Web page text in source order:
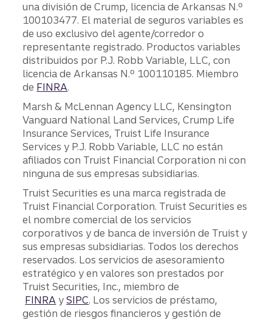
una división de Crump, licencia de Arkansas N.º
100103477. El material de seguros variables es
de uso exclusivo del agente/corredor o
representante registrado. Productos variables
distribuidos por P.J. Robb Variable, LLC, con
licencia de Arkansas N.º 100110185. Miembro
de FINRA.
Marsh & McLennan Agency LLC, Kensington
Vanguard National Land Services, Crump Life
Insurance Services, Truist Life Insurance
Services y P.J. Robb Variable, LLC no están
afiliados con Truist Financial Corporation ni con
ninguna de sus empresas subsidiarias.
Truist Securities es una marca registrada de
Truist Financial Corporation. Truist Securities es
el nombre comercial de los servicios
corporativos y de banca de inversión de Truist y
sus empresas subsidiarias. Todos los derechos
reservados. Los servicios de asesoramiento
estratégico y en valores son prestados por
Truist Securities, Inc., miembro de
FINRA ySIPC. Los servicios de préstamo,
gestión de riesgos financieros y gestión de